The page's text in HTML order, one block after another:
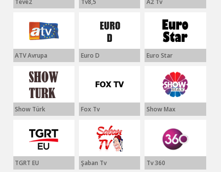
Teve2 Tv8,5 A2 Tv
ATV Avrupa Euro D Euro Star
Show Türk Fox Tv Show Max
TGRT EU Şaban Tv Tv 360